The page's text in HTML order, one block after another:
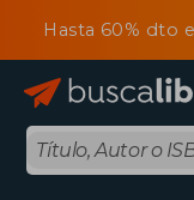
Hasta 60% dto